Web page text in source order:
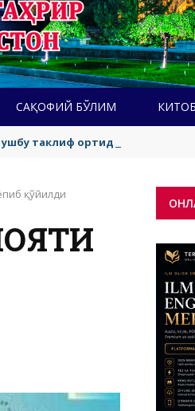
САҚОФИЙ БЎЛИМ
ушбу таклиф ортида нима ётибди?
қўйилди